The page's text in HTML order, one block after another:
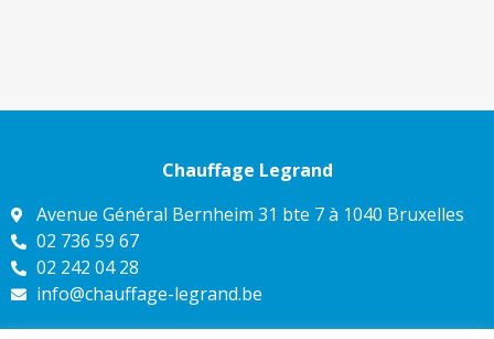
Chauffage Legrand
Avenue Général Bernheim 31 bte 7 à 1040 Bruxelles
02 736 59 67
02 242 04 28
info@chauffage-legrand.be